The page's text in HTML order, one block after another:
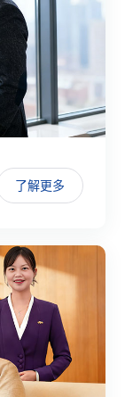
了解更多